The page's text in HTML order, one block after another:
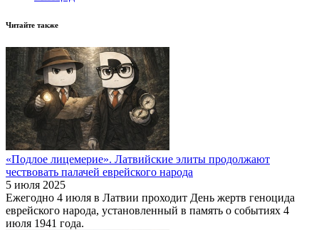
Читайте также
«Подлое лицемерие». Латвийские элиты продолжают
чествовать палачей еврейского народа
5 июля 2025
Ежегодно 4 июля в Латвии проходит День жертв геноцида
еврейского народа, установленный в память о событиях 4
июля 1941 года.